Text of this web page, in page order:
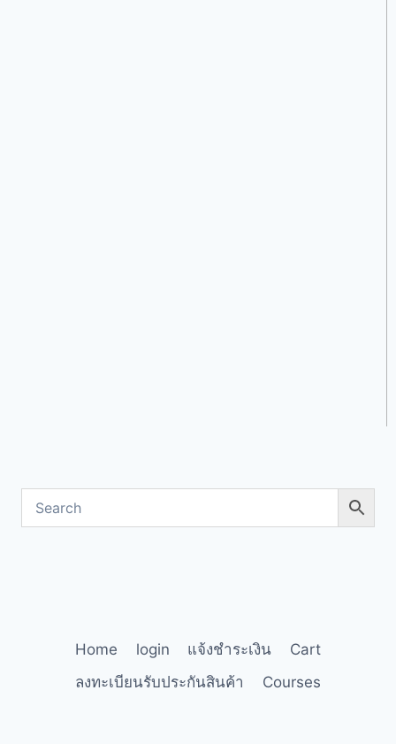
Home login แจ้งชำระเงิน
Cart
ลงทะเบียนรับประกันสินค้า
Courses